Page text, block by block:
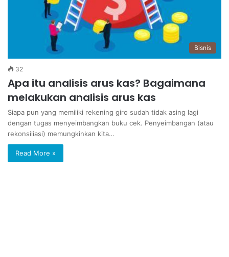
Bisnis
32
Apa itu analisis arus kas? Bagaimana
melakukan analisis arus kas
Siapa pun yang memiliki rekening giro sudah tidak asing lagi
dengan tugas menyeimbangkan buku cek. Penyeimbangan (atau
rekonsiliasi) memungkinkan kita…
Read More »